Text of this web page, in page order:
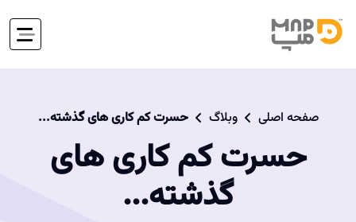
صفحه اصلی وبلاگ حسرت کم کاری های گذشته...
حسرت کم کاری های
گذشته...